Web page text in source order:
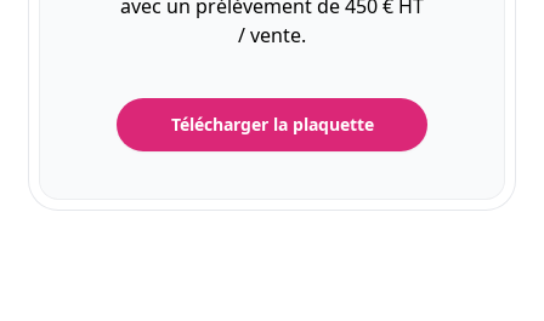
avec un prélèvement de 450 € HT
/ vente.
Télécharger la plaquette